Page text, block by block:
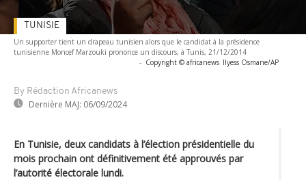
Un supporter tient un drapeau tunisien alors que le candidat à la présidence
tunisienne Moncef Marzouki prononce un discours, à Tunis, 21/12/2014
- Copyright © africanews Ilyess Osmane/AP
By Rédaction Africanews
Dernière MAJ: 06/09/2024
TUNISIE
En Tunisie, deux candidats à l’élection présidentielle du
mois prochain ont définitivement été approuvés par
l’autorité électorale lundi.